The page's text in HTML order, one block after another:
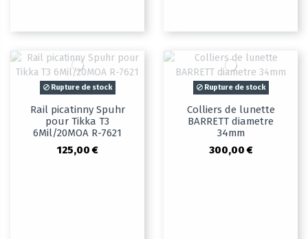
Rupture de stock
Rail picatinny Spuhr
pour Tikka T3
6Mil/20MOA R-7621
125,00 €
Rupture de stock
Colliers de lunette
BARRETT diametre
34mm
300,00 €